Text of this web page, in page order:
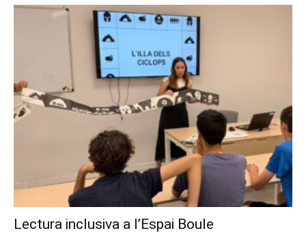
Lectura inclusiva a l’Espai Boule